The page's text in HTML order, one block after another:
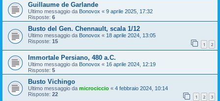
Guillaume de Garlande
Ultimo messaggio da Bonovox « 9 aprile 2025, 17:32
Risposte: 6
Busto del Gen. Chennault, scala 1/12
Ultimo messaggio da Bonovox « 18 aprile 2024, 13:05
Risposte: 15 1 2
Immortale Persiano, 480 a.C.
Ultimo messaggio da Bonovox « 16 aprile 2024, 12:19
Risposte: 5
Busto Vichingo
Ultimo messaggio da microciccio « 4 febbraio 2024, 10:14
Risposte: 22 1 2 3